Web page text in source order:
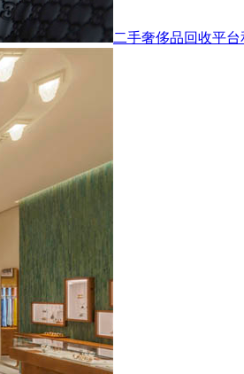
二手奢侈品回收平